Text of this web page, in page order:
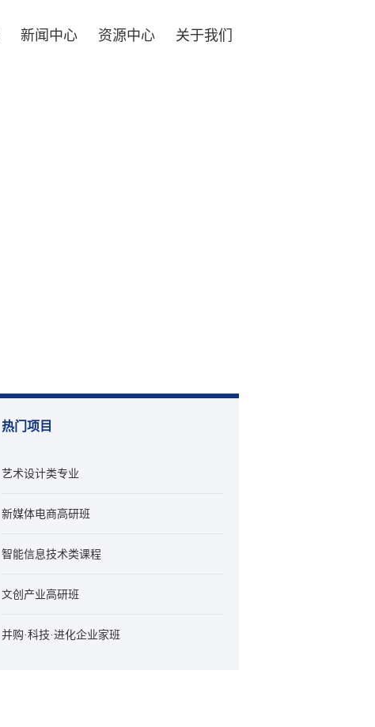
新闻中心 资源中心 关于我们
热门项目
艺术设计类专业
新媒体电商高研班
智能信息技术类课程
文创产业高研班
并购·科技·进化企业家班